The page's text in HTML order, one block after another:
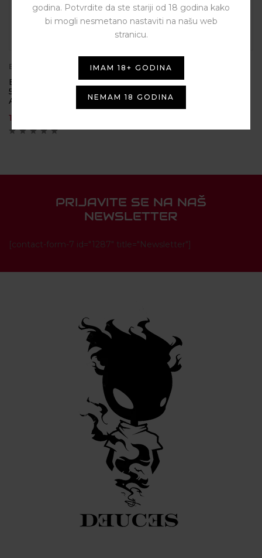
BY
Explosive Melon 0mg
50ml – Hidden Potion by
A&L
16,50
BY INFAMOUS
Baza 100ml 50/50
5,00€
PRIJAVITE SE NA NAŠ
NEWSLETTER
[contact-form-7 id="1287" title="Newsletter"]
godina. Potvrdite da ste stariji od 18 godina kako
bi mogli nesmetano nastaviti na našu web
stranicu.
IMAM 18+ GODINA
NEMAM 18 GODINA